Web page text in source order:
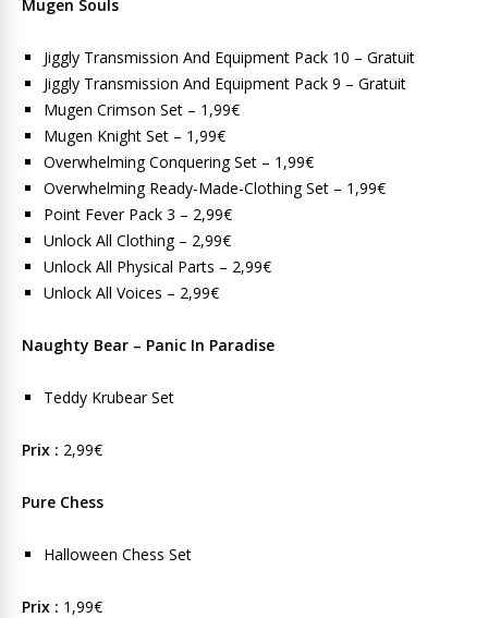
Mugen Souls
Jiggly Transmission And Equipment Pack 10 – Gratuit
Jiggly Transmission And Equipment Pack 9 – Gratuit
Mugen Crimson Set – 1,99€
Mugen Knight Set – 1,99€
Overwhelming Conquering Set – 1,99€
Overwhelming Ready-Made-Clothing Set – 1,99€
Point Fever Pack 3 – 2,99€
Unlock All Clothing – 2,99€
Unlock All Physical Parts – 2,99€
Unlock All Voices – 2,99€
Naughty Bear – Panic In Paradise
Teddy Krubear Set
Prix : 2,99€
Pure Chess
Halloween Chess Set
Prix : 1,99€